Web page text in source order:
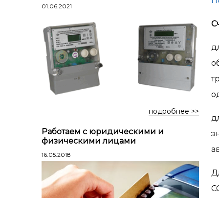
Стремянки алюминиевые
Стремянки двухсторонние
алюминиевые
Стремянки стальные
Стремянки двухсторонние стальные
01.06.2021
подробнее >>
Работаем с юридическими и
физическими лицами
16.05.2018